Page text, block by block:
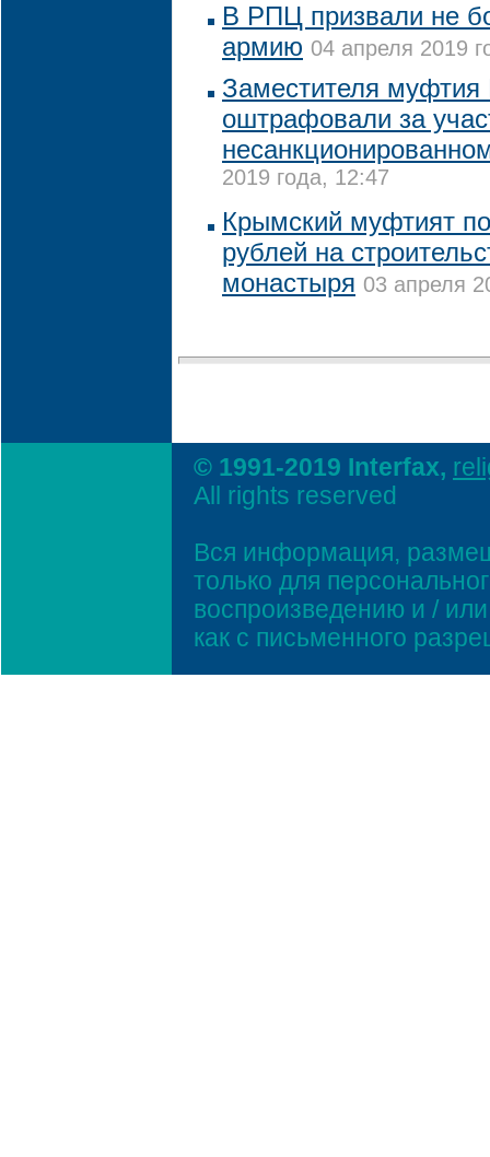
В РПЦ призвали не
армию 04 апреля 2019
Заместителя муфтия
оштрафовали за
2019 года, 12:47
Крымский муфтият
рублей на
монастыря 03 апреля
© 1991-2019 Interfax,
All rights reserved
Вся информация,
только для
воспроизведению и /
как с письменного